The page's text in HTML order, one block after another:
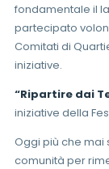
fondamentale il
partecipato
Comitati di
iniziative.
“Ripartire dai
iniziative della
Oggi più che
comunità per